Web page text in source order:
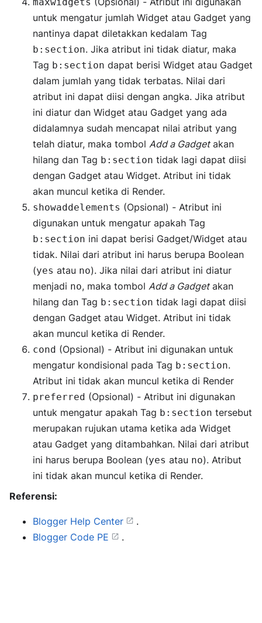
untuk mengatur jumlah Widget atau Gadget yang
nantinya dapat diletakkan kedalam Tag
b:section. Jika atribut ini tidak diatur, maka
Tag b:section dapat berisi Widget atau Gadget
dalam jumlah yang tidak terbatas. Nilai dari
atribut ini dapat diisi dengan angka. Jika atribut
ini diatur dan Widget atau Gadget yang ada
didalamnya sudah mencapat nilai atribut yang
telah diatur, maka tombol Add a Gadgetakan
hilang dan Tag b:section tidak lagi dapat diisi
dengan Gadget atau Widget. Atribut ini tidak
akan muncul ketika di Render.
showaddelements (Opsional) - Atribut ini
digunakan untuk mengatur apakah Tag
b:section ini dapat berisi Gadget/Widget atau
tidak. Nilai dari atribut ini harus berupa Boolean
(yes atau no). Jika nilai dari atribut ini diatur
menjadi no, maka tombol Add a Gadgetakan
hilang dan Tag b:section tidak lagi dapat diisi
dengan Gadget atau Widget. Atribut ini tidak
akan muncul ketika di Render.
cond (Opsional) - Atribut ini digunakan untuk
mengatur kondisional pada Tag b:section.
Atribut ini tidak akan muncul ketika di Render
preferred (Opsional) - Atribut ini digunakan
untuk mengatur apakah Tag b:section tersebut
merupakan rujukan utama ketika ada Widget
atau Gadget yang ditambahkan. Nilai dari atribut
ini harus berupa Boolean (yes atau no). Atribut
ini tidak akan muncul ketika di Render.
Referensi:
Blogger Help Center
.
Blogger Code PE
.